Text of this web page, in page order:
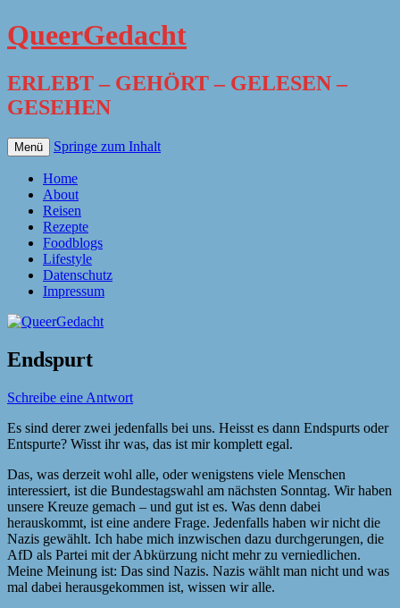
QueerGedacht
ERLEBT – GEHÖRT – GELESEN –
GESEHEN
Menü Springe zum Inhalt
Home
About
Reisen
Rezepte
Foodblogs
Lifestyle
Datenschutz
Impressum
Endspurt
Schreibe eine Antwort
Es sind derer zwei jedenfalls bei uns. Heisst es dann Endspurts oder
Entspurte? Wisst ihr was, das ist mir komplett egal.
Das, was derzeit wohl alle, oder wenigstens viele Menschen
interessiert, ist die Bundestagswahl am nächsten Sonntag. Wir haben
unsere Kreuze gemach – und gut ist es. Was denn dabei
herauskommt, ist eine andere Frage. Jedenfalls haben wir nicht die
Nazis gewählt. Ich habe mich inzwischen dazu durchgerungen, die
AfD als Partei mit der Abkürzung nicht mehr zu verniedlichen.
Meine Meinung ist: Das sind Nazis. Nazis wählt man nicht und was
mal dabei herausgekommen ist, wissen wir alle.